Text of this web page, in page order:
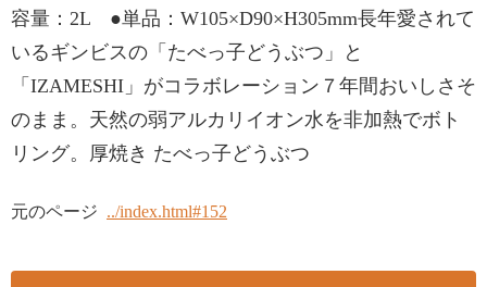
容量：2L ●単品：W105×D90×H305mm長年愛されて
いるギンビスの「たべっ子どうぶつ」と
「IZAMESHI」がコラボレーション７年間おいしさそ
のまま。天然の弱アルカリイオン水を非加熱でボト
リング。厚焼き たべっ子どうぶつ
元のページ ../index.html#152